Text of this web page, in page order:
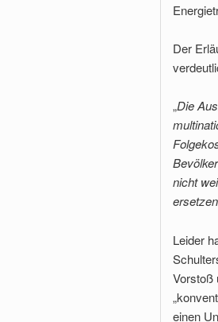
Der
„Die
nicht
ersetzen
Leider
Vorstoß
einen